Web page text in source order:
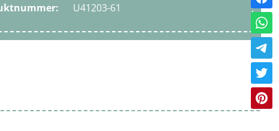
U41203-61